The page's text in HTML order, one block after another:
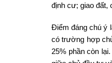
định cư; giao đất,
Điểm đáng chú ý
có trường hợp
25% phần còn